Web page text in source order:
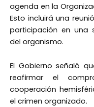
agenda en la
Esto incluirá una
participación en una
del organismo.
El Gobierno señaló
reafirmar el
cooperación
el crimen organizado.